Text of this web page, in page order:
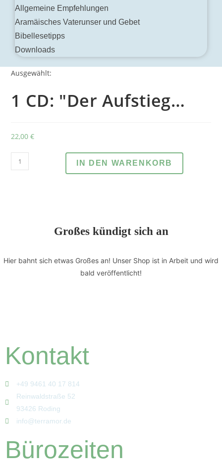
Allgemeine Empfehlungen
Aramäisches Vaterunser und Gebet
Bibellesetipps
Downloads
Ausgewählt:
1 CD: "Der Aufstieg…
22,00€
IN DEN WARENKORB
Großes kündigt sich an
Hier bahnt sich etwas Großes an! Unser Shop ist in Arbeit und wird
bald veröffentlicht!
Kontakt
+49 9461 40 17 814
Reinwaldstraße 52
93426 Roding
info@terramor.de
Bürozeiten